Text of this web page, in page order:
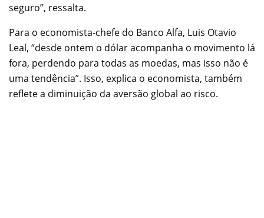
seguro”, ressalta.
Para o economista-chefe do Banco Alfa, Luis Otavio
Leal, “desde ontem o dólar acompanha o movimento lá
fora, perdendo para todas as moedas, mas isso não é
uma tendência”. Isso, explica o economista, também
reflete a diminuição da aversão global ao risco.